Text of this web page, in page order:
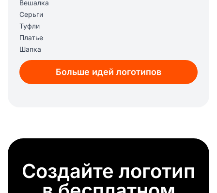
Вешалка
Серьги
Туфли
Платье
Шапка
Перчатка
Брошь
Ботинок
Очки
Кроссовки
Свадебное платье
Больше идей логотипов
Создайте логотип